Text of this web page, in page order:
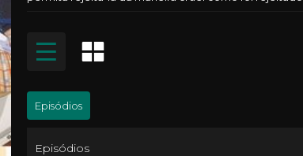
Episódios
Episódios